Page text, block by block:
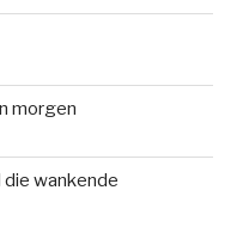
morgen
die wankende